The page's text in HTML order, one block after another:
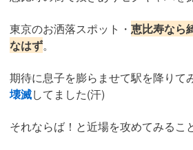
東京のお洒落スポット・ 恵比寿なら
なはず。
期待に息子を膨らませて駅を降りて
壊滅してました(汗)
それならば！と近場を攻めてみるこ